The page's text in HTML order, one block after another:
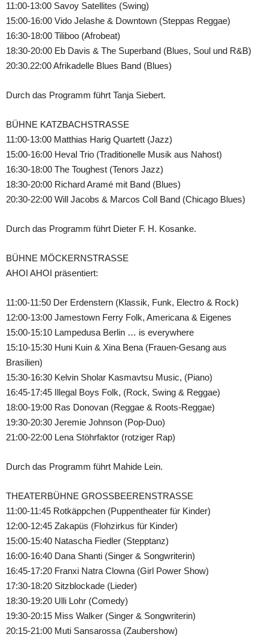
11:00-13:00 Savoy Satellites (Swing)
15:00-16:00 Vido Jelashe & Downtown (Steppas Reggae)
16:30-18:00 Tiliboo (Afrobeat)
18:30-20:00 Eb Davis & The Superband (Blues, Soul und R&B)
20:30.22:00 Afrikadelle Blues Band (Blues)
Durch das Programm führt Tanja Siebert.
BÜHNE KATZBACHSTRASSE
11:00-13:00 Matthias Harig Quartett (Jazz)
15:00-16:00 Heval Trio (Traditionelle Musik aus Nahost)
16:30-18:00 The Toughest (Tenors Jazz)
18:30-20:00 Richard Aramé mit Band (Blues)
20:30-22:00 Will Jacobs & Marcos Coll Band (Chicago Blues)
Durch das Programm führt Dieter F. H. Kosanke.
BÜHNE MÖCKERNSTRASSE
AHOI AHOI präsentiert:
11:00-11:50 Der Erdenstern (Klassik, Funk, Electro & Rock)
12:00-13:00 Jamestown Ferry Folk, Americana & Eigenes
15:00-15:10 Lampedusa Berlin … is everywhere
15:10-15:30 Huni Kuin & Xina Bena (Frauen-Gesang aus
Brasilien)
15:30-16:30 Kelvin Sholar Kasmavtsu Music, (Piano)
16:45-17:45 Illegal Boys Folk, (Rock, Swing & Reggae)
18:00-19:00 Ras Donovan (Reggae & Roots-Reggae)
19:30-20:30 Jeremie Johnson (Pop-Duo)
21:00-22:00 Lena Stöhrfaktor (rotziger Rap)
Durch das Programm führt Mahide Lein.
THEATERBÜHNE GROSSBEERENSTRASSE
11:00-11:45 Rotkäppchen (Puppentheater für Kinder)
12:00-12:45 Zakapüs (Flohzirkus für Kinder)
15:00-15:40 Natascha Fiedler (Stepptanz)
16:00-16:40 Dana Shanti (Singer & Songwriterin)
16:45-17:20 Franxi Natra Clowna (Girl Power Show)
17:30-18:20 Sitzblockade (Lieder)
18:30-19:20 Ulli Lohr (Comedy)
19:30-20:15 Miss Walker (Singer & Songwriterin)
20:15-21:00 Muti Sansarossa (Zaubershow)